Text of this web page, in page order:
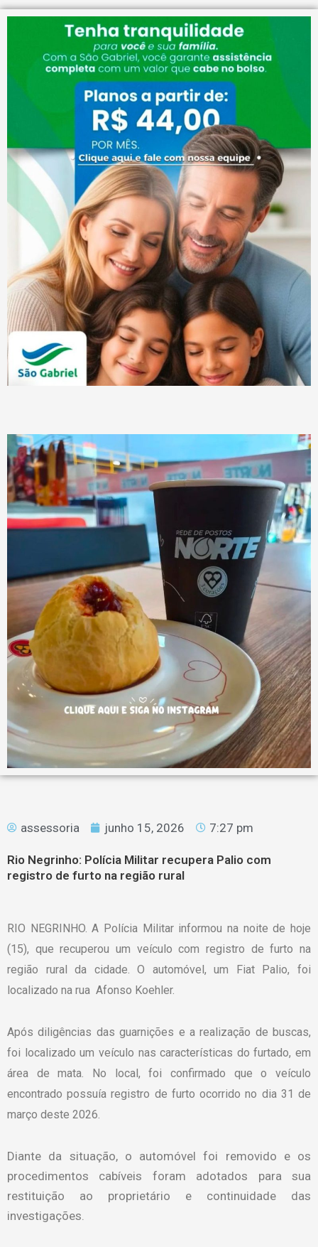
assessoria junho 15, 2026 7:27 pm
Rio Negrinho: Polícia Militar recupera Palio com
registro de furto na região rural
RIO NEGRINHO. A Polícia Militar informou na noite de hoje
(15), que recuperou um veículo com registro de furto na
região rural da cidade. O automóvel, um Fiat Palio, foi
localizado na rua Afonso Koehler.
Após diligências das guarnições e a realização de buscas,
foi localizado um veículo nas características do furtado, em
área de mata. No local, foi confirmado que o veículo
encontrado possuía registro de furto ocorrido no dia 31 de
março deste 2026.
Diante da situação, o automóvel foi removido e os
procedimentos cabíveis foram adotados para sua
restituição ao proprietário e continuidade das
investigações.